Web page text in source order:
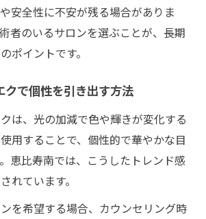
安全性に不安が残る場合がありま
者のいるサロンを選ぶことが、長期
ポイントです。
クで個性を引き出す方法
は、光の加減で色や輝きが変化する
用することで、個性的で華やかな目
恵比寿南では、こうしたトレンド感
れています。
を希望する場合、カウンセリング時